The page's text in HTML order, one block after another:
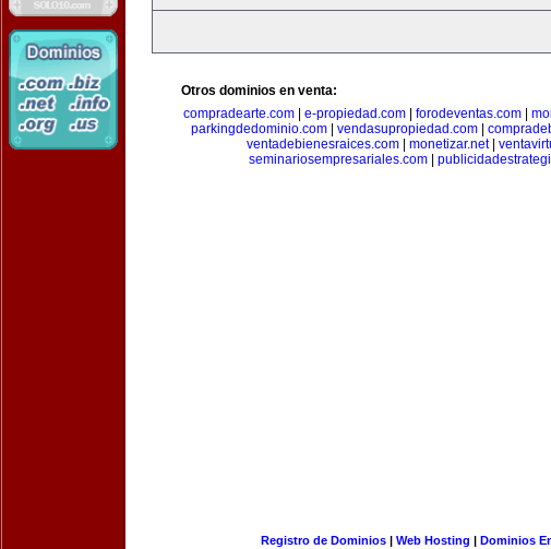
Otros dominios en venta:
compradearte.com
e-propiedad.com forodeventas.com
parkingdedominio.com| vendasupropiedad.com|
ventadebienesraices.com
monetizar.net|
seminariosempresariales.com
Registro de Dominios| Web Hosting | Dominios